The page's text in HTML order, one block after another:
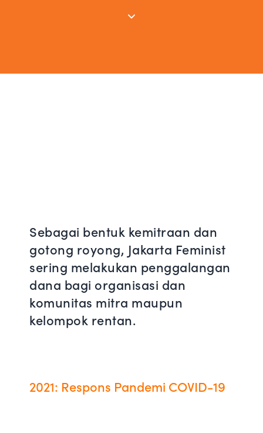
Sebagai bentuk kemitraan dan
gotong royong, Jakarta Feminist
sering melakukan penggalangan
dana bagi organisasi dan
komunitas mitra maupun
kelompok rentan.
2021: Respons Pandemi COVID-19